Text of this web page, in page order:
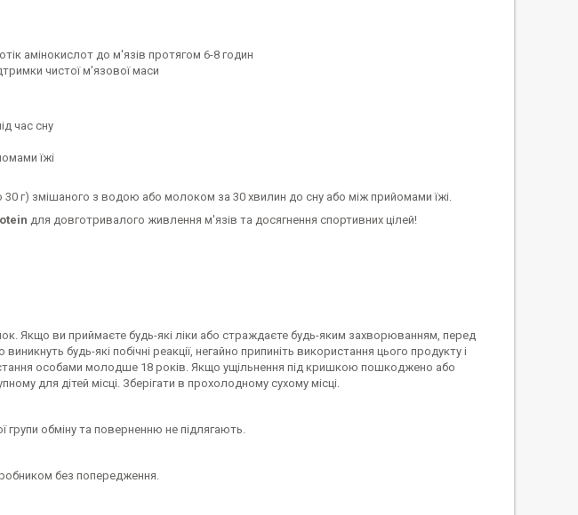
амінокислот до м'язів протягом 6-8 годин
чистої м'язової маси
час сну
їжі
г) змішаного з водою або молоком за 30 хвилин до сну або між прийомами їжі.
для довготривалого живлення м'язів та досягнення спортивних цілей!
Якщо ви приймаєте будь-які ліки або страждаєте будь-яким захворюванням, перед
будь-які побічні реакції, негайно припиніть використання цього продукту і
особами молодше 18 років. Якщо ущільнення під кришкою пошкоджено або
для дітей місці. Зберігати в прохолодному сухому місці.
групи обміну та поверненню не підлягають.
без попередження.